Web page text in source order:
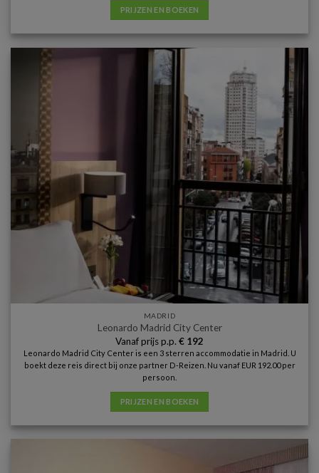
PRIJZEN EN BOEKEN
MADRID
Leonardo Madrid City Center
Vanaf prijs p.p. € 192
Leonardo Madrid City Center is een 3 sterren accommodatie in Madrid. U
boekt deze reis direct bij onze partner D-Reizen. Nu vanaf EUR 192.00 per
persoon.
PRIJZEN EN BOEKEN